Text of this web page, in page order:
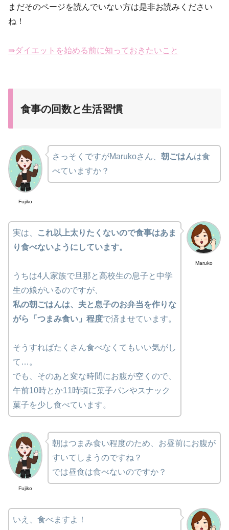
まだそのページを読んでいない方は是非お読みください
ね！
⇛ダイエットを始める前に知っておきたいこと
食事の回数と生活習慣
Fujiko
さっそくですがMarukoさん、 朝ごはんは食
べていますか？
Maruko
実は、
これ以上太りたくないので食事はあま
り食べないようにしています。
うちは4人家族で旦那と高校生の息子と中学
生の娘がいるのですが、
私の朝ごはんは、夫と息子のお弁当を作りな
がら「つまみ食い」程度で済ませています。
そうすればたくさん食べなくてもいい気がし
て…。
でも、そのあと変な時間にお腹が空くので、
午前10時とか11時頃に菓子パンやスナック
菓子を少し食べています。
Fujiko
朝はつまみ食い程度のため、お昼前にお腹が
すいてしまうのですね？
では昼食は食べないのですか？
いえ、食べますよ！